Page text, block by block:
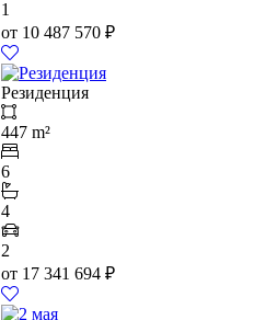
1
от 10 487 570 ₽
Резиденция
447 m²
6
4
2
от 17 341 694 ₽